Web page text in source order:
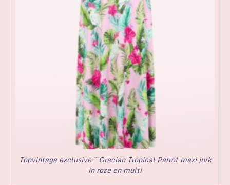
Topvintage exclusive ~ Grecian Tropical Parrot maxi jurk
in roze en multi